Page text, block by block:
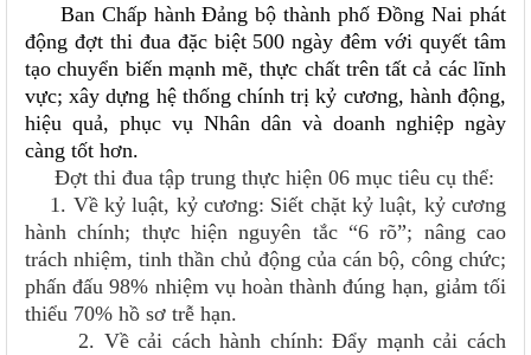
động đợt thi đua đặc biệt 500 ngày đêm với quyết tâm
tạo chuyển biến mạnh mẽ, thực chất trên tất cả các lĩnh
vực; xây dựng hệ thống chính trị kỷ cương, hành động,
hiệu quả, phục vụ Nhân dân và doanh nghiệp ngày
càng tốt hơn.
Đợt thi đua tập trung thực hiện 06 mục tiêu cụ thể:
1. Về kỷ luật, kỷ cương: Siết chặt kỷ luật, kỷ cương
hành chính; thực hiện nguyên tắc “6 rõ”; nâng cao
trách nhiệm, tinh thần chủ động của cán bộ, công chức;
phấn đấu 98% nhiệm vụ hoàn thành đúng hạn, giảm tối
thiểu 70% hồ sơ trễ hạn.
2. Về cải cách hành chính: Đẩy mạnh cải cách